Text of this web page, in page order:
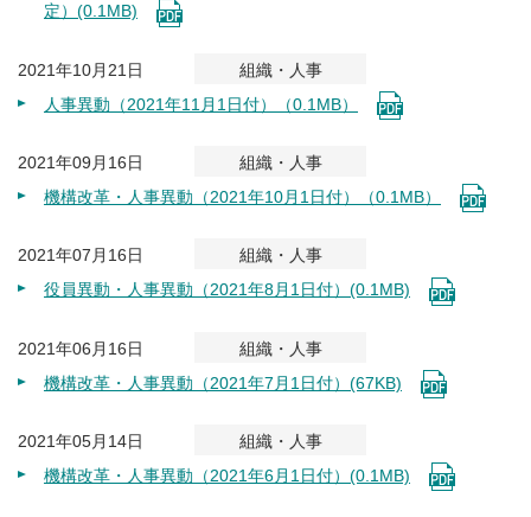
定）(0.1MB)
2021年10月21日
組織・人事
人事異動（2021年11月1日付）（0.1MB）
2021年09月16日
組織・人事
機構改革・人事異動（2021年10月1日付）（0.1MB）
2021年07月16日
組織・人事
役員異動・人事異動（2021年8月1日付）(0.1MB)
2021年06月16日
組織・人事
機構改革・人事異動（2021年7月1日付）(67KB)
2021年05月14日
組織・人事
機構改革・人事異動（2021年6月1日付）(0.1MB)